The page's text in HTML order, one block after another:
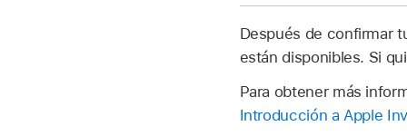
Después de confirmar
están disponibles. Si
Para obtener más
Introducción a Apple